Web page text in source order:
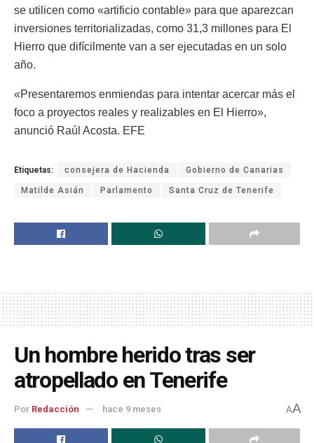
se utilicen como «artificio contable» para que aparezcan
inversiones territorializadas, como 31,3 millones para El
Hierro que difícilmente van a ser ejecutadas en un solo
año.
«Presentaremos enmiendas para intentar acercar más el
foco a proyectos reales y realizables en El Hierro»,
anunció Raúl Acosta. EFE
Etiquetas: consejera de Hacienda Gobierno de Canarias
Matilde Asián Parlamento Santa Cruz de Tenerife
Un hombre herido tras ser
atropellado en Tenerife
Por Redacción hace 9 meses AA